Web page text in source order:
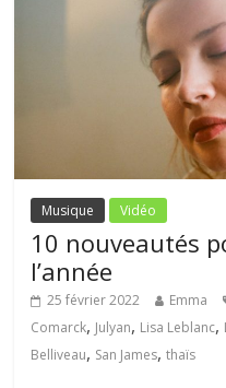
Musique Vidéo
10 nouveautés
l’année
25 février 2022 Emma
Comarck, Julyan, Lisa Leblanc,
Belliveau, San James,thaïs